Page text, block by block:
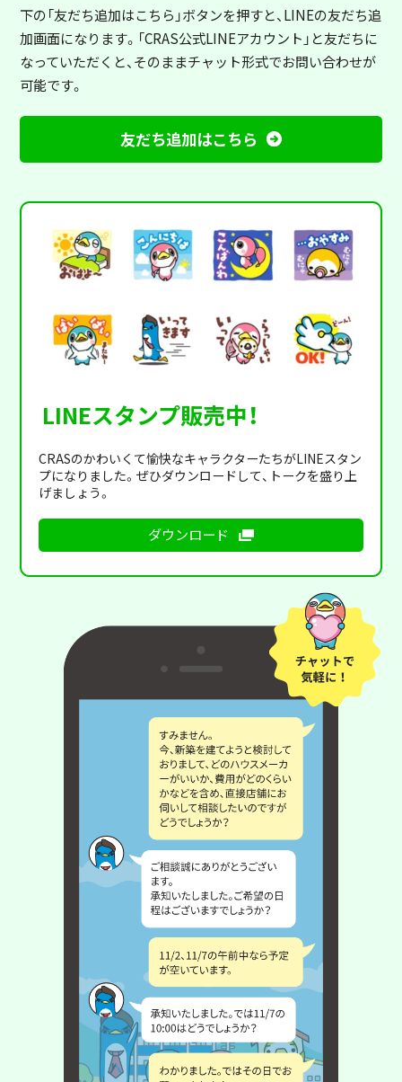
下の「友だち追加はこちら」ボタンを押すと、LINEの友だち追
加画面になります。「CRAS公式LINEアカウント」と友だちに
なっていただくと、そのままチャット形式でお問い合わせが
可能です。
友だち追加はこちら
LINEスタンプ販売中！
CRASのかわいくて愉快なキャラクターたちがLINEスタン
プになりました。ぜひダウンロードして、トークを盛り上
げましょう。
ダウンロード